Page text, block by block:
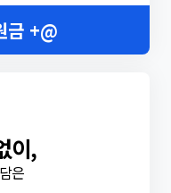
금 +@
이,
은